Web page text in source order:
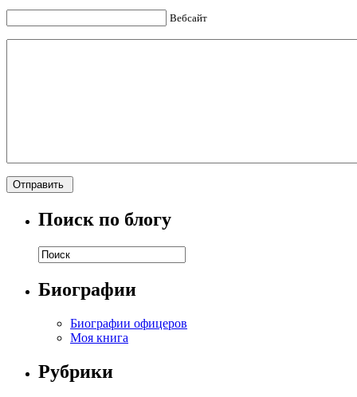
Вебсайт
Поиск по блогу
Биографии
Биографии офицеров
Моя книга
Рубрики